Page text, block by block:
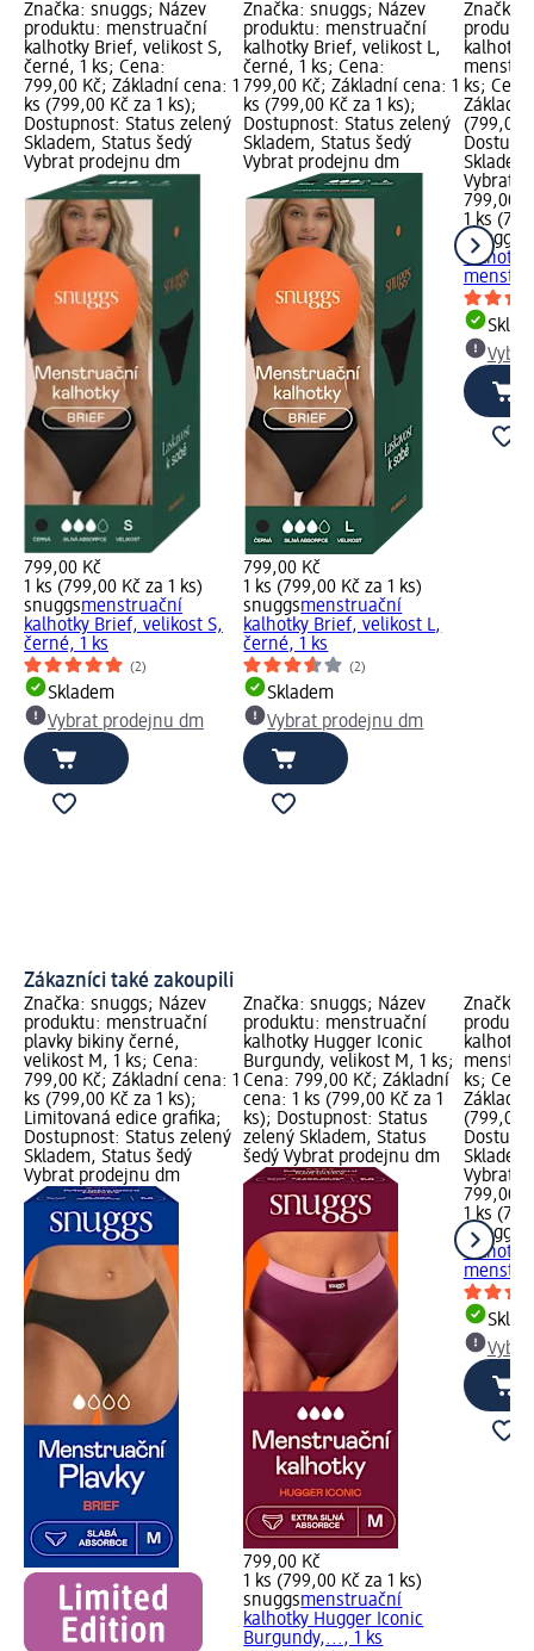
Značka: snuggs; Název
produktu: menstruační
kalhotky Brief, velikost S,
černé, 1 ks; Cena:
799,00 Kč; Základní cena: 1
ks (799,00 Kč za 1 ks);
Dostupnost: Status zelený
Skladem, Status šedý
Vybrat prodejnu dm
799,00 Kč
1 ks (799,00 Kč za 1 ks)
snuggsmenstruační
kalhotky Brief, velikost S,
černé, 1 ks
(2)
Skladem
Vybrat prodejnu dm
Značka: snuggs; Název
produktu: menstruační
kalhotky Brief, velikost L,
černé, 1 ks; Cena:
799,00 Kč; Základní cena: 1
ks (799,00 Kč za 1 ks);
Dostupnost: Status zelený
Skladem, Status šedý
Vybrat prodejnu dm
799,00 Kč
1 ks (799,00 Kč za 1 ks)
snuggsmenstruační
kalhotky Brief, velikost L,
černé, 1 ks
(2)
Skladem
Vybrat prodejnu dm
Značka:
ks;
Základní
(799,00
Vybrat
799,00
1 ks
snuggs
Zákazníci také zakoupili
Značka: snuggs; Název
produktu: menstruační
plavky bikiny černé,
velikost M, 1 ks; Cena:
799,00 Kč; Základní cena: 1
ks (799,00 Kč za 1 ks);
Limitovaná edice grafika;
Dostupnost: Status zelený
Skladem, Status šedý
Vybrat prodejnu dm
Značka: snuggs; Název
produktu: menstruační
kalhotky Hugger Iconic
Burgundy, velikost M, 1 ks;
Cena: 799,00 Kč; Základní
cena: 1 ks (799,00 Kč za 1
ks); Dostupnost: Status
zelený Skladem, Status
šedý Vybrat prodejnu dm
799,00 Kč
1 ks (799,00 Kč za 1 ks)
snuggsmenstruační
kalhotky Hugger Iconic
Burgundy,..., 1 ks
Značka:
ks;
Základní
(799,00
Vybrat
799,00
1 ks
snuggs